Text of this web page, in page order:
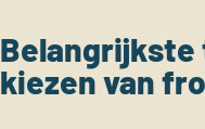
kiezen van